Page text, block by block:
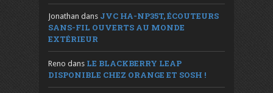
Jonathan dans JVC HA-NP35T, ÉCOUTEURS
SANS-FIL OUVERTS AU MONDE
EXTÉRIEUR
Reno dans LE BLACKBERRY LEAP
DISPONIBLE CHEZ ORANGE ET SOSH !